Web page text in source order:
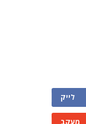
לייק